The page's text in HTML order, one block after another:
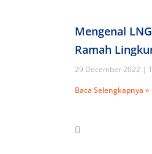
Mengenal
Ramah
29 December 2022
Baca Selengkapnya »